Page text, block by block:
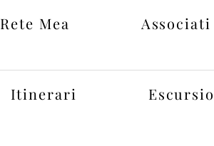
Rete Mea Associati
Itinerari